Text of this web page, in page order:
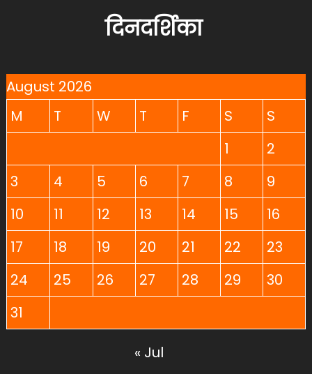
दिनदर्शिका
August 2026
M
T W T F S
S
1
2
3
4 5 6 7 8
9
10
11 12 13 14 15
16
17
18 19 20 21 22
23
24
25 26 27 28 29
30
31
« Jul